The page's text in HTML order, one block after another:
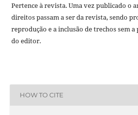
Pertence à revista. Uma vez publicado o
direitos passam a ser da revista, sendo
reprodução e a inclusão de trechos sem a
do editor.
HOW TO CITE